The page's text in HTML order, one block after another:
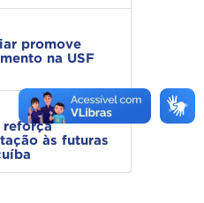
promove
na USF
reforça
às futuras